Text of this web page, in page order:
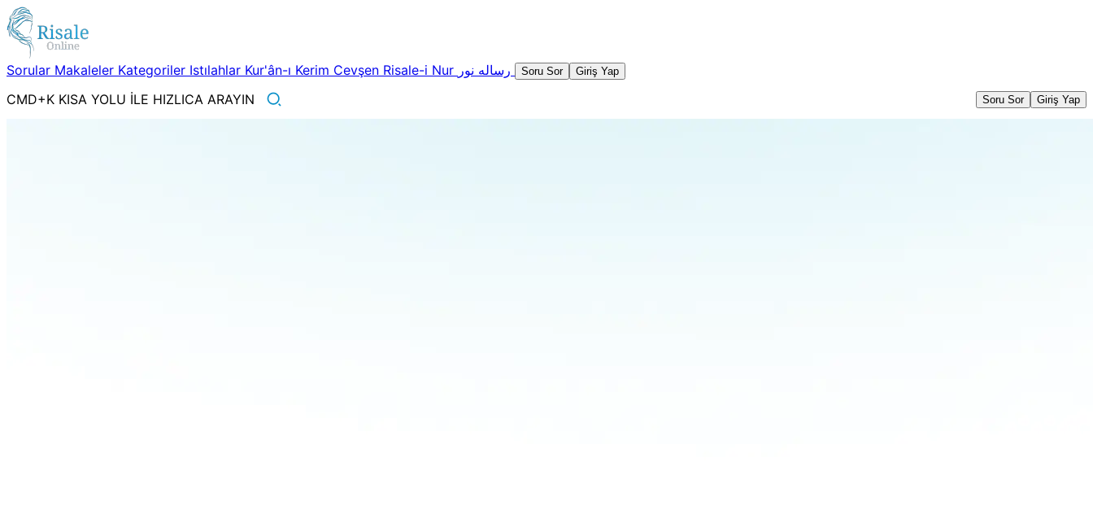
Sorular Makaleler Kategoriler Istılahlar Kur'ân-ı Kerim Cevşen Risale-i Nur Soru Sor Giriş Yap
CMD+K KISA YOLU İLE HIZLICA ARAYIN Soru Sor Giriş Yap